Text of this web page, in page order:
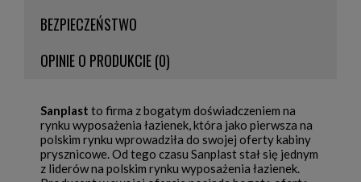
BEZPIECZEŃSTWO
OPINIE O PRODUKCIE (0)
Sanplast to firma z bogatym doświadczeniem na
rynku wyposażenia łazienek, która jako pierwsza na
polskim rynku wprowadziła do swojej oferty kabiny
prysznicowe. Od tego czasu Sanplast stał się jednym
z liderów na polskim rynku wyposażenia łazienek.